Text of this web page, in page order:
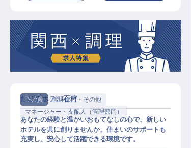
正社員
管理部門・その他
マネージャー・支配人（管理部門）
たびのホテル石狩
あなたの経験と温かいおもてなしの心で、新しい
ホテルを共に創りませんか。住まいのサポートも
充実し、安心して活躍できる環境です。